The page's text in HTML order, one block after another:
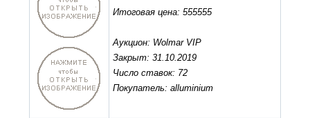
Итоговая цена: 555555
Аукцион: Wolmar VIP
Закрыт: 31.10.2019
Число ставок: 72
Покупатель: alluminium